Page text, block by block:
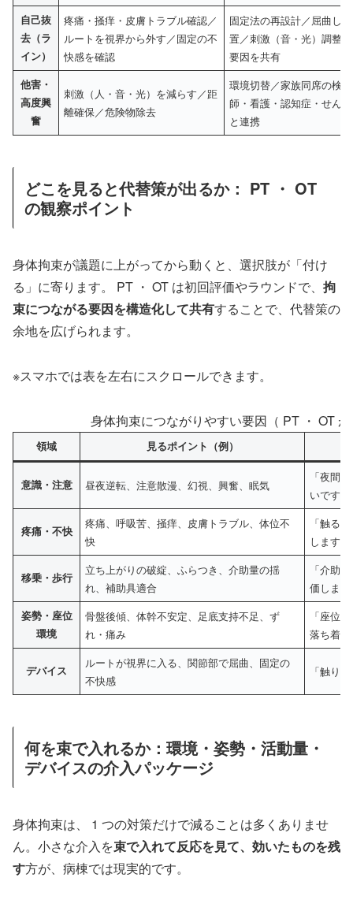
自己抜
去（ラ
イン）
疼痛・掻痒・皮膚トラブル確認／
ルートを視界から外す／固定の不
快感を確認
固定法の再設計／屈曲し
置／刺激（音・光）調整
要因を共有
他害・
高度興
奮
刺激（人・音・光）を減らす／距
離確保／危険物除去
環境切替／家族同席の検
師・看護・認知症・せん
と連携
どこを見ると代替策が出るか： PT ・ OT
の観察ポイント
身体拘束が議題に上がってから動くと、選択肢が「付け
る」に寄ります。 PT ・ OT は初回評価やラウンドで、 拘
束につながる要因を構造化して共有することで、代替策の
余地を広げられます。
※スマホでは表を左右にスクロールできます。
身体拘束につながりやすい要因（ PT ・ OT
領域 見るポイント（例）
意識・注意 昼夜逆転、注意散漫、幻視、興奮、眠気
「夜間
いです」
疼痛・不快
疼痛、呼吸苦、掻痒、皮膚トラブル、体位不
快
「触る
します」
移乗・歩行
立ち上がりの破綻、ふらつき、介助量の揺
れ、補助具適合
「介助
価しま
姿勢・座位
環境
骨盤後傾、体幹不安定、足底支持不足、ず
れ・痛み
「座位
落ち着
デバイス
ルートが視界に入る、関節部で屈曲、固定の
不快感
「触り
何を束で入れるか：環境・姿勢・活動量・
デバイスの介入パッケージ
身体拘束は、 1 つの対策だけで減ることは多くありませ
ん。小さな介入を束で入れて反応を見て、効いたものを残
す方が、病棟では現実的です。